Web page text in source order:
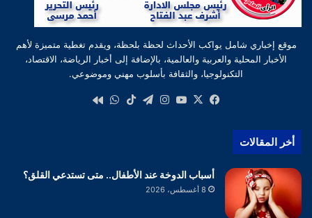
موقع إخباري شامل يواكب الأحداث لحظة بلحظة، ويقدم تغطية متميزة لأهم
الأخبار المحلية والعربية والعالمية، بالإضافة إلى أخبار الرياضة، الاقتصاد،
التكنولوجيا، والثقافة بأسلوب مهني وموضوعي.
فيسبوك
‫X
‫YouTube
انستقرام
تيلقرام‫TikTokواتساب
أخر المقالات
أسباب الدوخة عند الأطفال.. متى تستدعي القلق؟
8 أغسطس، 2026